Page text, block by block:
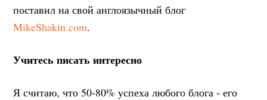
поставил на свой англоязычный блог
MikeShakin.com.
Учитесь писать интересно
Я считаю, что 50-80% успеха любого блога - его